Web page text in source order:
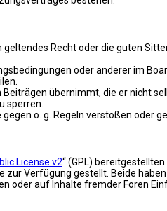
Recht oder die guten
oder anderer im
übernimmt, die er nicht
sperren.
o. g. Regeln verstoßen oder
License v2“ (GPL)
Verfügung gestellt. Beide
oder auf Inhalte fremder Foren